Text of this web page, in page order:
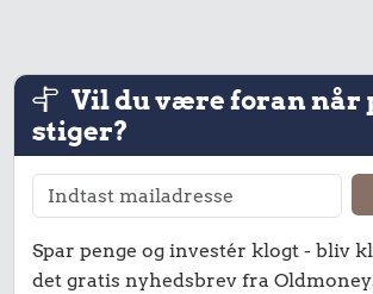
Vil du være foran når
stiger?
Spar penge og investér klogt - bliv
det gratis nyhedsbrev fra